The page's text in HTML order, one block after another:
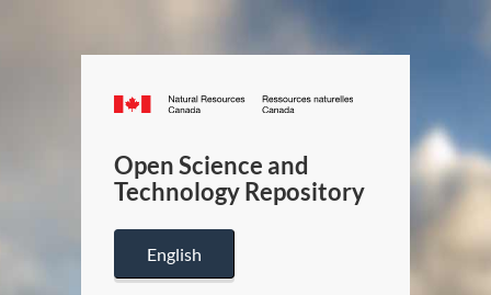
Canada.ca
/
Canada
Open Science and
Technology Repository
English